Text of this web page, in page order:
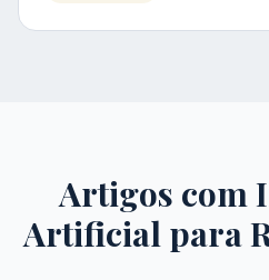
Artigos com
Artificial para